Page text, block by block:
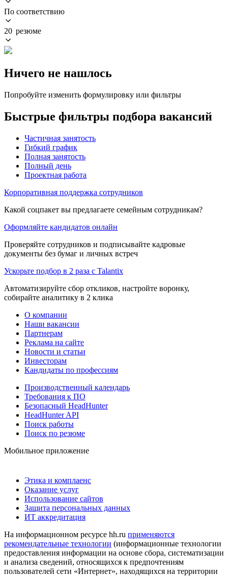
По соответствию
20 резюме
Ничего не нашлось
Попробуйте изменить формулировку или фильтры
Быстрые фильтры подбора вакансий
Частичная занятость
Гибкий график
Полная занятость
Полный день
Проектная работа
Корпоративная поддержка сотрудников
Какой соцпакет вы предлагаете семейным сотрудникам?
Оформляйте кандидатов онлайн
Проверяйте сотрудников и подписывайте кадровые
документы без бумаг и личных встреч
Ускорьте подбор в 2 раза с Talantix
Автоматизируйте сбор откликов, настройте воронку,
собирайте аналитику в 2 клика
О компании
Наши вакансии
Партнерам
Реклама на сайте
Новости и статьи
Инвесторам
Кандидаты по профессиям
Производственный календарь
Требования к ПО
Безопасный HeadHunter
HeadHunter API
Поиск работы
Поиск по резюме
Мобильное приложение
Этика и комплаенс
Оказание услуг
Использование сайтов
Защита персональных данных
ИТ аккредитация
На информационном ресурсе hh.ru применяются
рекомендательные технологии (информационные технологии
предоставления информации на основе сбора, систематизации
и анализа сведений, относящихся к предпочтениям
пользователей сети «Интернет», находящихся на территории